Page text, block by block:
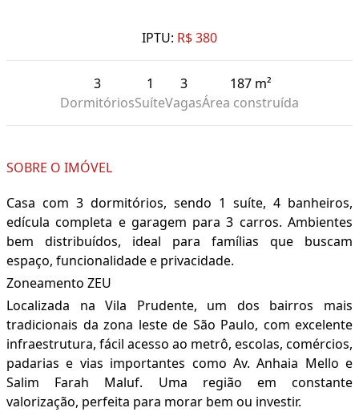
IPTU: R$ 380
3
Dormitórios
1
Suíte
3
Vagas
187 m²
Área construída
SOBRE O IMÓVEL
Casa com 3 dormitórios, sendo 1 suíte, 4 banheiros,
edícula completa e garagem para 3 carros. Ambientes
bem distribuídos, ideal para famílias que buscam
espaço, funcionalidade e privacidade.
Zoneamento ZEU
Localizada na Vila Prudente, um dos bairros mais
tradicionais da zona leste de São Paulo, com excelente
infraestrutura, fácil acesso ao metrô, escolas, comércios,
padarias e vias importantes como Av. Anhaia Mello e
Salim Farah Maluf. Uma região em constante
valorização, perfeita para morar bem ou investir.